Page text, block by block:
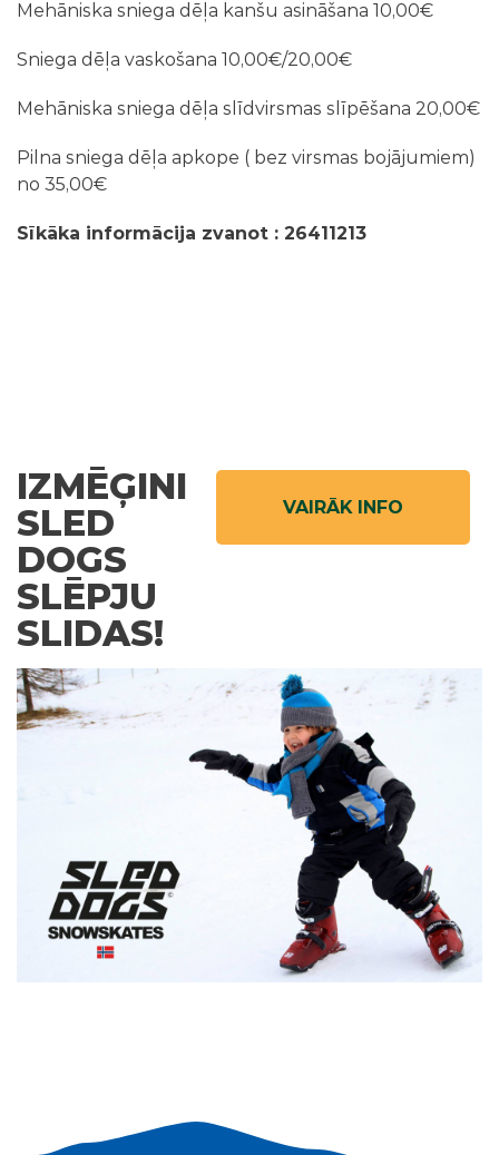
Mehāniska sniega dēļa kanšu asināšana 10,00€
Sniega dēļa vaskošana 10,00€/20,00€
Mehāniska sniega dēļa slīdvirsmas slīpēšana 20,00€
Pilna sniega dēļa apkope ( bez virsmas bojājumiem)
no 35,00€
Sīkāka informācija zvanot : 26411213
IZMĒĢINI
SLED
DOGS
SLĒPJU
SLIDAS!
VAIRĀK INFO